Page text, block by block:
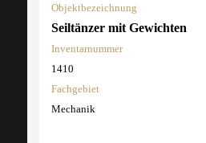
Objektbezeichnung
Seiltänzer mit Gewichten
Inventarnummer
1410
Fachgebiet
Mechanik